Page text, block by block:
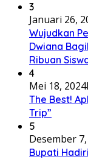
3
Januari 26,
Wujudkan
Dwiana
Ribuan
4
Mei 18, 2024
The Best!
Trip”
5
Desember
Bupati